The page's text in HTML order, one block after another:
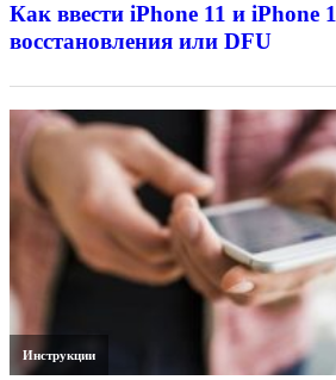
Как ввести iPhone 11 и iPhone
восстановления или DFU
Инструкции